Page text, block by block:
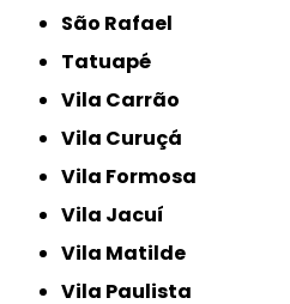
São Rafael
Tatuapé
Vila Carrão
Vila Curuçá
Vila Formosa
Vila Jacuí
Vila Matilde
Vila Paulista